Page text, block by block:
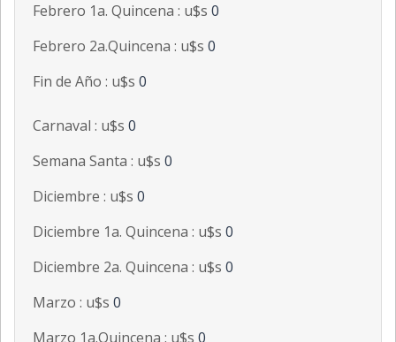
Febrero 1a. Quincena : u$s 0
Febrero 2a.Quincena : u$s 0
Fin de Año : u$s 0
Carnaval : u$s 0
Semana Santa : u$s 0
Diciembre : u$s 0
Diciembre 1a. Quincena : u$s 0
Diciembre 2a. Quincena : u$s 0
Marzo : u$s 0
Marzo 1a.Quincena : u$s 0